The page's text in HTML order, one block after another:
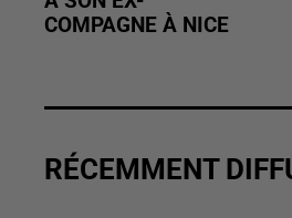
COMPAGNE À NICE
RÉCEMMENT